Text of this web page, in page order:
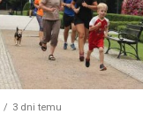
3 dni temu